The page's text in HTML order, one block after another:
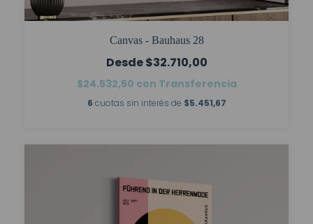
Canvas - Bauhaus 28
$32.710,00
$24.532,50 con Transferencia
6 cuotas sin interés de $5.451,67